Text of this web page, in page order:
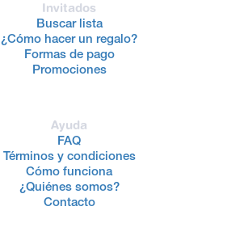
Invitados
Buscar lista
¿Cómo hacer un regalo?
Formas de pago
Promociones
Ayuda
FAQ
Términos y condiciones
Cómo funciona
¿Quiénes somos?
Contacto